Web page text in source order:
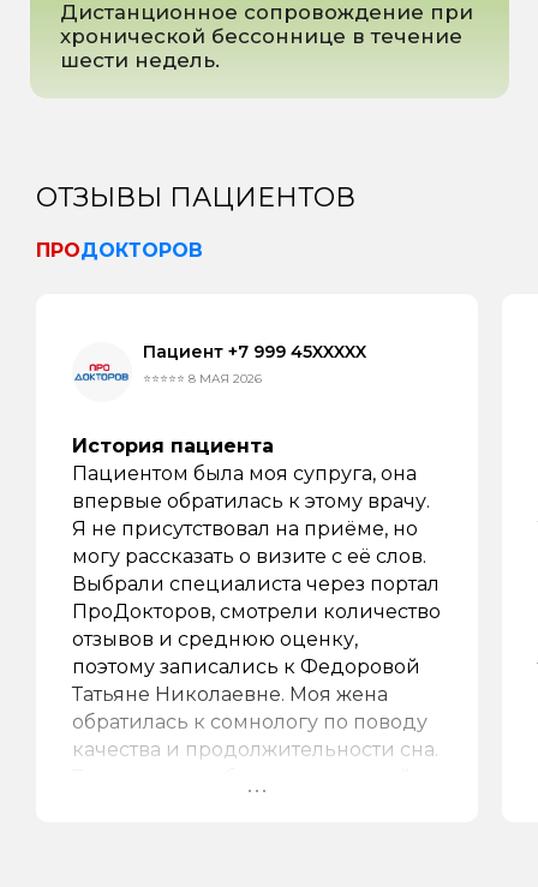
ОТЗЫВЫ ПАЦИЕНТОВ
ПРОДОКТОРОВ
Пациент +7 999 45XXXXX
⭐⭐⭐⭐⭐ 8 МАЯ 2026
История пациента
Пациентом была моя супруга, она
впервые обратилась к этому врачу.
Я не присутствовал на приёме, но
могу рассказать о визите с её слов.
Выбрали специалиста через портал
ПроДокторов, смотрели количество
отзывов и среднюю оценку,
поэтому записались к Федоровой
Татьяне Николаевне. Моя жена
обратилась к сомнологу по поводу
качества и продолжительности сна.
Все права защищены 2025